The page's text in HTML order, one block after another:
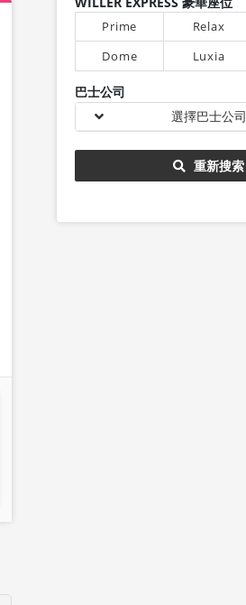
Prime Relax
Dome
Luxia
巴士公司
選擇巴士公司
重新搜索